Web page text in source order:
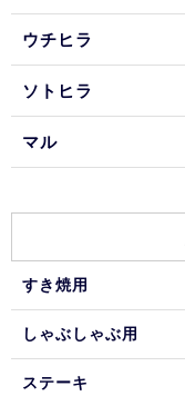
ウチヒラ
ソトヒラ
マル
すき焼用
しゃぶしゃぶ用
ステーキ